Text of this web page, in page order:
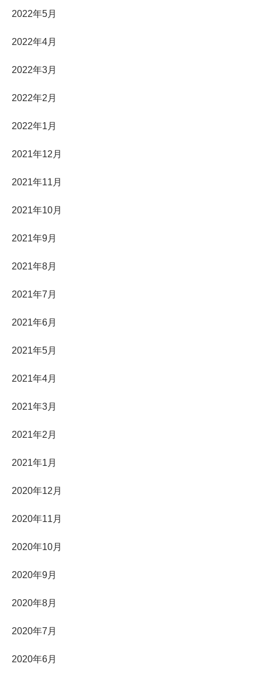
2022年5月
2022年4月
2022年3月
2022年2月
2022年1月
2021年12月
2021年11月
2021年10月
2021年9月
2021年8月
2021年7月
2021年6月
2021年5月
2021年4月
2021年3月
2021年2月
2021年1月
2020年12月
2020年11月
2020年10月
2020年9月
2020年8月
2020年7月
2020年6月